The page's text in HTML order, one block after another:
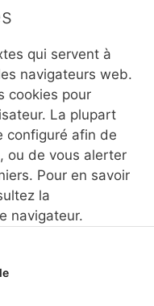
qui servent à
navigateurs web.
cookies pour
La plupart
configuré afin de
ou de vous alerter
Pour en savoir
la
navigateur.